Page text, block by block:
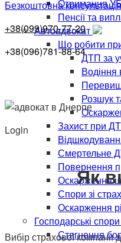
Отримання
Пенсії та
Автоадвокат
Що робити
ДТП за
Водіння
Розшук
Захист при
Смертельне
Повернення
Оскарження
Спори зі
Оскарження
Господарські спори
Стягнення
Безкоштовна консультація
+38(099)970-77-20
+38(096)781-88-64
Login
Як
Вибір страхової